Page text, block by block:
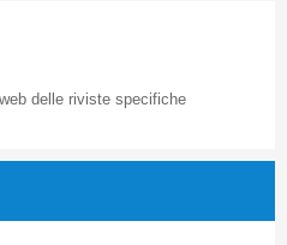
delle riviste specifiche